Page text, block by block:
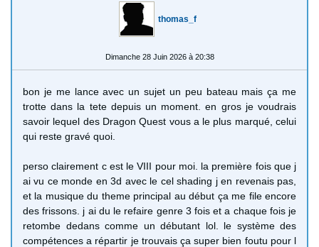
thomas_f
Dimanche 28 Juin 2026 à 20:38
bon je me lance avec un sujet un peu bateau mais ça me
trotte dans la tete depuis un moment. en gros je voudrais
savoir lequel des Dragon Quest vous a le plus marqué, celui
qui reste gravé quoi.
perso clairement c est le VIII pour moi. la première fois que j
ai vu ce monde en 3d avec le cel shading j en revenais pas,
et la musique du theme principal au début ça me file encore
des frissons. j ai du le refaire genre 3 fois et a chaque fois je
retombe dedans comme un débutant lol. le système des
compétences a répartir je trouvais ça super bien foutu pour l